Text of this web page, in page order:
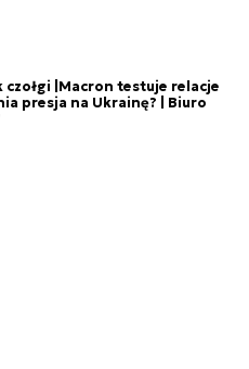
|Macron testuje relacje
presja na Ukrainę? | Biuro